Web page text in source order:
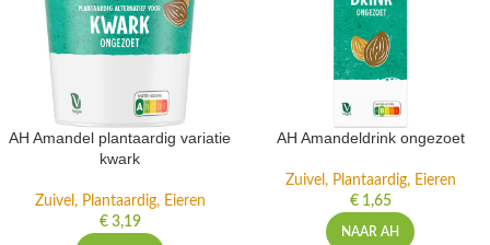
AH Amandel plantaardig variatie
kwark
Zuivel, Plantaardig, Eieren
€3,19
AH Amandeldrink ongezoet
Zuivel, Plantaardig, Eieren
€1,65
NAAR AH